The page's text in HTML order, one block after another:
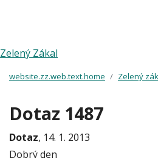
Zelený Zákal
website.zz.web.text.home Zelený
Dotaz 1487
Dotaz, 14. 1. 2013
Dobrý den